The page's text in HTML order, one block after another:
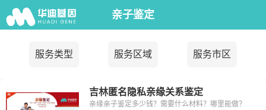
亲子鉴定
服务类型 服务区域 服务市区
吉林匿名隐私亲缘关系鉴定
亲缘亲子鉴定多少钱？需要什么材料？哪里能做？